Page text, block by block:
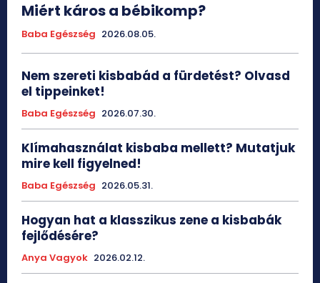
Miért káros a bébikomp?
Baba Egészség 2026.08.05.
Nem szereti kisbabád a fürdetést? Olvasd
el tippeinket!
Baba Egészség 2026.07.30.
Klímahasználat kisbaba mellett? Mutatjuk
mire kell figyelned!
Baba Egészség 2026.05.31.
Hogyan hat a klasszikus zene a kisbabák
fejlődésére?
Anya Vagyok 2026.02.12.